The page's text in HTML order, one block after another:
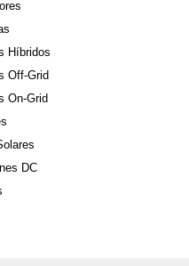
Híbridos
Off-Grid
On-Grid
DC